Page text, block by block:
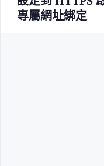
專屬網址綁定